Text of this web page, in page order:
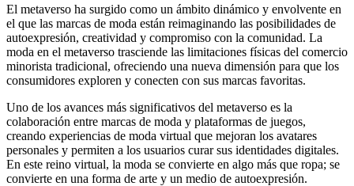
El metaverso ha surgido como un ámbito dinámico y envolvente en
el que las marcas de moda están reimaginando las posibilidades de
autoexpresión, creatividad y compromiso con la comunidad. La
moda en el metaverso trasciende las limitaciones físicas del comercio
minorista tradicional, ofreciendo una nueva dimensión para que los
consumidores exploren y conecten con sus marcas favoritas.
Uno de los avances más significativos del metaverso es la
colaboración entre marcas de moda y plataformas de juegos,
creando experiencias de moda virtual que mejoran los avatares
personales y permiten a los usuarios curar sus identidades digitales.
En este reino virtual, la moda se convierte en algo más que ropa; se
convierte en una forma de arte y un medio de autoexpresión.